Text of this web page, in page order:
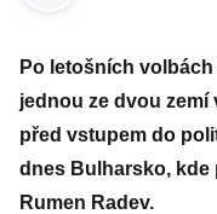
Po letošních
jednou ze dvou zemí
před vstupem do
dnes Bulharsko, kde
Rumen Radev.